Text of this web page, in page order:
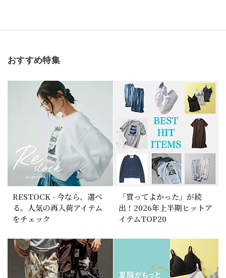
おすすめ特集
RESTOCK - 今なら、選べ
る。人気の再入荷アイテム
をチェック
「買ってよかった」が続
出！2026年上半期ヒットア
イテムTOP20